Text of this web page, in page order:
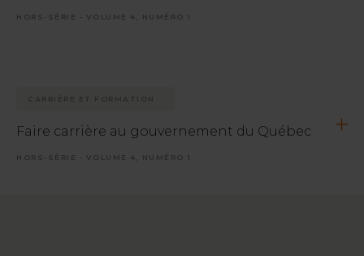
HORS-SÉRIE - VOLUME 4, NUMÉRO 1
CARRIÈRE ET FORMATION
Faire carrière au gouvernement du Québec
HORS-SÉRIE - VOLUME 4, NUMÉRO 1